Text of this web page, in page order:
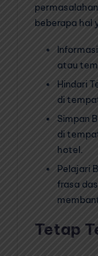
beberapa hal
atau
Hindari
di
Simpan
di
hotel.
Pelajari
frasa
Tetap